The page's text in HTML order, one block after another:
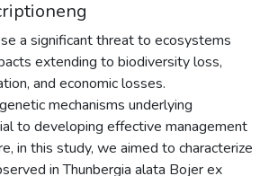
a significant threat to ecosystems
extending to biodiversity loss,
and economic losses.
mechanisms underlying
to developing effective management
in this study, we aimed to characterize
in Thunbergia alata Bojer ex